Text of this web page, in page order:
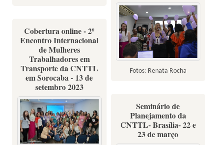
Fotos: Renata Rocha
Cobertura online - 2º
Encontro Internacional
de Mulheres
Trabalhadores em
Transporte da CNTTL
em Sorocaba - 13 de
setembro 2023
Seminário de
Planejamento da
CNTTL- Brasília- 22 e
23 de março